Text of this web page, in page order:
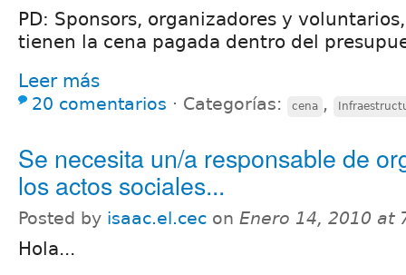
PD: Sponsors, organizadores y
tienen la cena pagada dentro del
Leer más
20 comentarios ⋅ Categorías: cena ,
Se necesita un/a responsable de
los actos sociales...
Posted by isaac.el.cec on Enero 14, 2010 at
Hola...